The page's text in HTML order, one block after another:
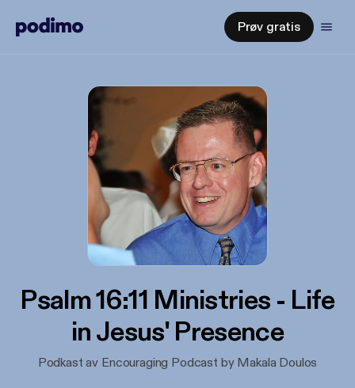
Prøv gratis
Psalm 16:11 Ministries - Life
in Jesus' Presence
Podkast av Encouraging Podcast by Makala Doulos